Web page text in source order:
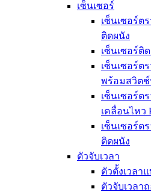
เซ็นเซอร์
เซ็นเซอร์ต
ติดผนัง
เซ็นเซอร์ติ
เซ็นเซอร์ต
พร้อมสวิตช์
เซ็นเซอร์ต
เคลื่อนไหว
เซ็นเซอร์ต
ติดผนัง
ตัวจับเวลา
ตัวตั้งเวลา
ตัวจับเวลา